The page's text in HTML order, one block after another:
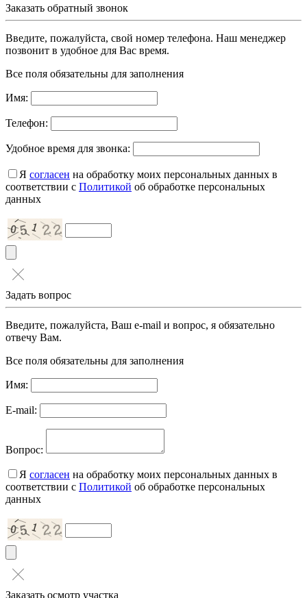
Заказать обратный звонок
Введите, пожалуйста, свой номер телефона. Наш менеджер
позвонит в удобное для Вас время.
Все поля обязательны для заполнения
Имя:
Телефон:
Удобное время для звонка:
Я согласен на обработку моих персональных данных в
соответствии с Политикой об обработке персональных
данных
Задать вопрос
Введите, пожалуйста, Ваш e-mail и вопрос, я обязательно
отвечу Вам.
Все поля обязательны для заполнения
Имя:
E-mail:
Вопрос:
Я согласен на обработку моих персональных данных в
соответствии с Политикой об обработке персональных
данных
Заказать осмотр участка